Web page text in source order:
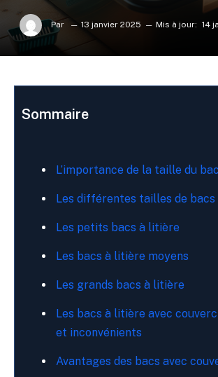
Par 13 janvier 2025 Mis à jour: 14
Sommaire
L’importance de la taille du
Les différentes tailles de
Les petits bacs à litière
Les bacs à litière moyens
Les grands bacs à litière
Les bacs à litière avec
et inconvénients
Avantages des bacs avec